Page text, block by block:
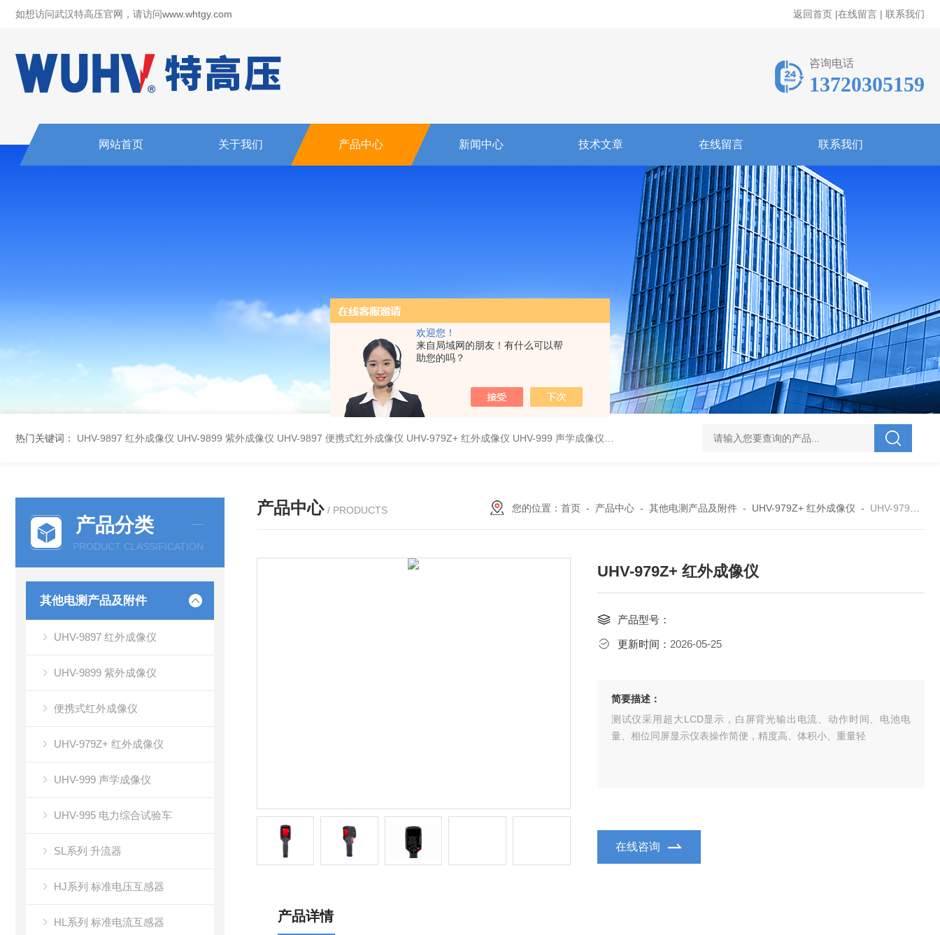
欢迎您！
来自局域网的朋友！有什么可以帮
助您的吗？
如想访问武汉特高压官网，请访问www.whtgy.com 返回首页 |在线留言 | 联系我们
咨询电话
13720305159
网站首页 关于我们 产品中心 新闻中心 技术文章 在线留言 联系我们
热门关键词： UHV-9897 红外成像仪 UHV-9899 紫外成像仪 UHV-9897 便携式红外成像仪 UHV-979Z+ 红外成像仪 UHV-999 声学成像仪 UHV-995 电力综合试验车 UHV-701 级差配合测试仪 UHV-646 全自动水溶
产品分类
PRODUCT CLASSIFICATION
其他电测产品及附件
UHV-9897 红外成像仪
UHV-9899 紫外成像仪
便携式红外成像仪
UHV-979Z+ 红外成像仪
UHV-999 声学成像仪
UHV-995 电力综合试验车
SL系列 升流器
HJ系列 标准电压互感器
HL系列 标准电流互感器
产品中心 / PRODUCTS 您的位置： 首页- 产品中心- 其他电测产品及附件- UHV-979Z+ 红外成像仪 - UHV-979Z+ 红外成像仪
UHV-979Z+ 红外成像仪
产品型号：
更新时间： 2026-05-25
简要描述：
测试仪采用超大LCD显示，白屏背光输出电流、动作时间、电池电
量、相位同屏显示仪表操作简便，精度高、体积小、重量轻
在线咨询
产品详情